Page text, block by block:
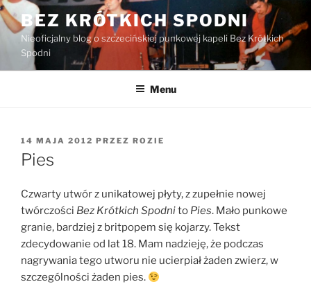
Przejdź
do
treści
BEZ KRÓTKICH SPODNI
Nieoficjalny blog o szczecińskiej punkowej kapeli Bez Krótkich
Spodni
Menu
OPUBLIKOWANE
W
14 MAJA 2012 PRZEZ ROZIE
Pies
Czwarty utwór z unikatowej płyty, z zupełnie nowej
twórczości Bez Krótkich Spodnito Pies. Mało punkowe
granie, bardziej z britpopem się kojarzy. Tekst
zdecydowanie od lat 18. Mam nadzieję, że podczas
nagrywania tego utworu nie ucierpiał żaden zwierz, w
szczególności żaden pies.